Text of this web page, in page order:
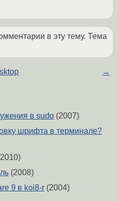
в эту тему. Тема
→
в sudo (2007)
шрифта в терминале?
(2008)
9 в koi8-r (2004)